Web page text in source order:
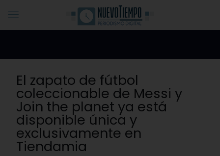
El zapato de fútbol
coleccionable de Messi y
Join the planet ya está
disponible única y
exclusivamente en
Tiendamia